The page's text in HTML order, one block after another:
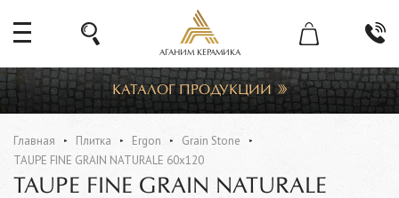
АГАНИМ КЕРАМИКА
КАТАЛОГ ПРОДУКЦИИ
Главная Плитка Ergon
Grain Stone
TAUPE FINE GRAIN NATURALE 60x120
TAUPE FINE GRAIN NATURALE